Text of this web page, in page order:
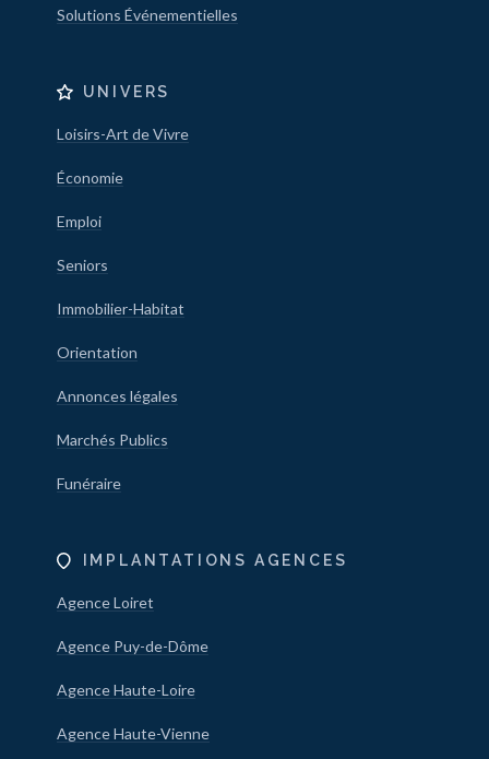
Solutions Événementielles
UNIVERS
Loisirs-Art de Vivre
Économie
Emploi
Seniors
Immobilier-Habitat
Orientation
Annonces légales
Marchés Publics
Funéraire
IMPLANTATIONS AGENCES
Agence Loiret
Agence Puy-de-Dôme
Agence Haute-Loire
Agence Haute-Vienne